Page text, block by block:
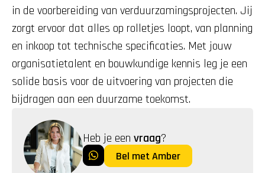
in de voorbereiding van verduurzamingsprojecten. Jij
zorgt ervoor dat alles op rolletjes loopt, van planning
en inkoop tot technische specificaties. Met jouw
organisatietalent en bouwkundige kennis leg je een
solide basis voor de uitvoering van projecten die
bijdragen aan een duurzame toekomst.
Heb je een vraag?
Bel met Amber